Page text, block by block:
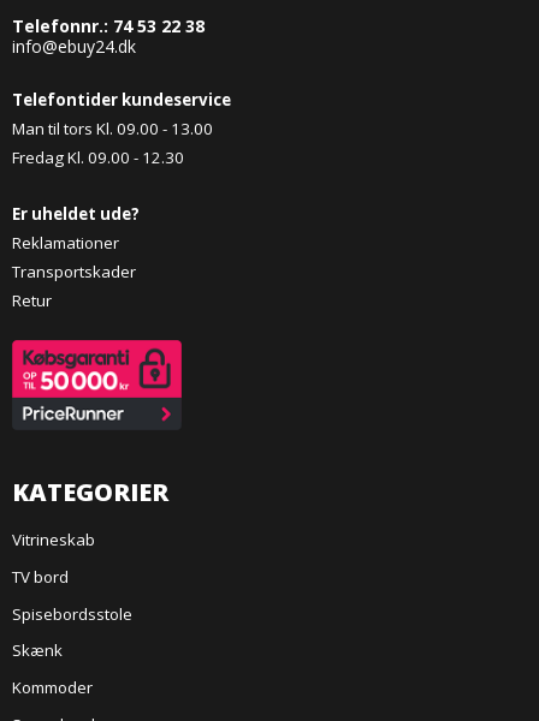
Telefonnr.: 74 53 22 38
info@ebuy24.dk
Telefontider kundeservice
Man til tors Kl. 09.00 - 13.00
Fredag Kl. 09.00 - 12.30
Er uheldet ude?
Reklamationer
Transportskader
Retur
KATEGORIER
Vitrineskab
TV bord
Spisebordsstole
Skænk
Kommoder